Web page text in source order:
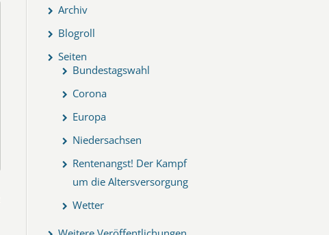
Archiv
Blogroll
Seiten
Bundestagswahl
Corona
Europa
Niedersachsen
Rentenangst! Der Kampf
um die Altersversorgung
Wetter